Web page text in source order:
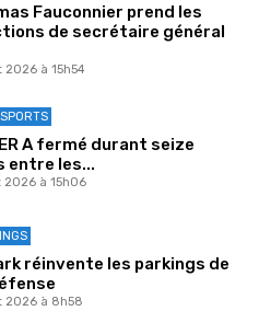
Fauconnier prend les
de secrétaire général
2026 à 15h54
A fermé durant seize
entre les...
2026 à 15h06
réinvente les parkings de
2026 à 8h58